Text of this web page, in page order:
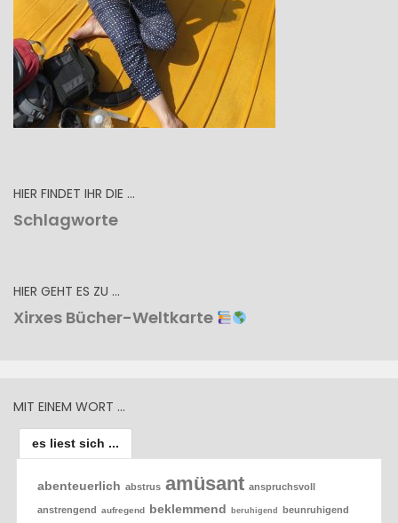
HIER FINDET IHR DIE …
Schlagworte
HIER GEHT ES ZU …
Xirxes Bücher-Weltkarte
MIT EINEM WORT …
es liest sich ...
abenteuerlich abstrus amüsant anspruchsvoll
anstrengend aufregend beklemmend beruhigend beunruhigend